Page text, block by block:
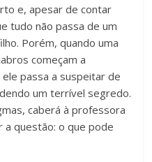
e, apesar de contar
tudo não passa de um
Porém, quando uma
começam a
passa a suspeitar de
um terrível segredo.
caberá à professora
questão: o que pode